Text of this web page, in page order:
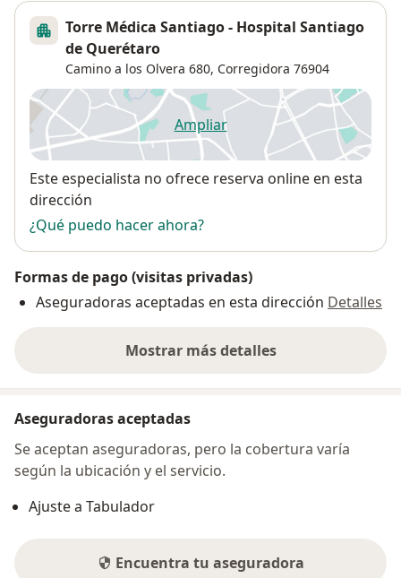
Torre Médica Santiago - Hospital Santiago
de Querétaro
Camino a los Olvera 680, Corregidora 76904
Ampliarse abre en una nueva
Disponibilidad
Este especialista no ofrece reserva online en esta
dirección
¿Qué puedo hacer ahora?
Formas de pago (visitas privadas)
Aseguradoras aceptadas en esta dirección Detalles
Mostrar más detalles
sobre la dirección
Aseguradoras aceptadas
Se aceptan aseguradoras, pero la cobertura varía
según la ubicación y el servicio.
Ajuste a Tabulador
Encuentra tu aseguradora